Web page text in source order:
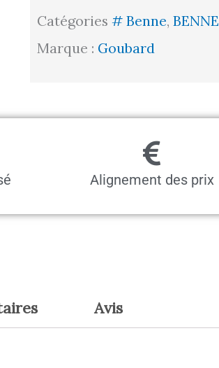
usages
Catégories # Benne, BENNE
Marque : Goubard
Alignement des prix
Avis